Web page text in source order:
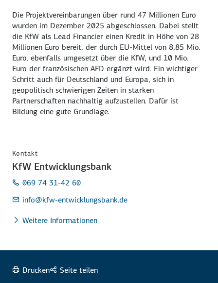
Die Projektvereinbarungen über rund 47 Millionen Euro
wurden im Dezember 2025 abgeschlossen. Dabei stellt
die KfW als Lead Financier einen Kredit in Höhe von 28
Millionen Euro bereit, der durch EU-Mittel von 8,85 Mio.
Euro, ebenfalls umgesetzt über die KfW, und 10 Mio.
Euro der französischen AFD ergänzt wird. Ein wichtiger
Schritt auch für Deutschland und Europa, sich in
geopolitisch schwierigen Zeiten in starken
Partnerschaften nachhaltig aufzustellen. Dafür ist
Bildung eine gute Grundlage.
Kontakt
KfW Entwicklungsbank
069 74 31-42 60
info@kfw-entwicklungsbank.de
Weitere Informationen
Drucken Seite teilen